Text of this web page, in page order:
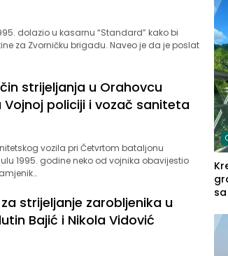
dolazio u kasarnu “Standard” kako bi
za Zvorničku brigadu. Naveo je da je poslat
strijeljanja u Orahovcu
policiji i vozač saniteta
vozila pri Četvrtom bataljonu
1995. godine neko od vojnika obavijestio
strijeljanje zarobljenika u
Bajić i Nikola Vidović
u